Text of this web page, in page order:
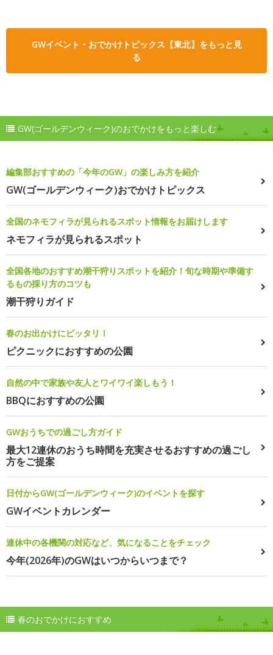
GWイベント・おでかけトピックス【東北】をもっと見
る
GW(ゴールデンウィーク)のおでかけをもっと楽しむ
編集部おすすめの「今年のGW」の楽しみ方を紹介
GW(ゴールデンウィーク)おでかけトピックス
全国のネモフィラが見られるスポット情報をお届けします
ネモフィラが見られるスポット
全国各地のおすすめ潮干狩りスポットを紹介！旬な時期や準備す
るもの採り方のコツも
潮干狩りガイド
春のお出かけにピッタリ！
ピクニックにおすすめの公園
自然の中で家族や友人とワイワイ楽しもう！
BBQにおすすめの公園
GWおうちでの過ごし方ガイド
最大12連休のおうち時間を充実させるおすすめの過ごし
方をご提案
日付からGW(ゴールデンウィーク)のイベントを探す
GWイベントカレンダー
連休中の各機関の対応など、気になることをチェック
今年(2026年)のGWはいつからいつまで？
春のおでかけにおすすめ